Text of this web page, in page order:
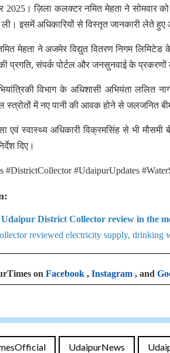
2025। ज़िला कलक्टर नमित मेहता ने सोमवार
ली। इसमें अधिकारियों से विस्तृत जानकारी लेते हुए
मेहता ने अजमेर विद्युत वितरण निगम
की प्रगति, संपर्क पोर्टल और जनसुनवाई के
विभाग के अधिशासी अभियंता ललित
स्त्रोतों में नए पानी की आवक होने से जलजनित
एवं स्वास्थ्य अधिकारी विक्रमसिंह से भी
दिए।
#DistrictCollector #UdaipurUpdates
District Collector review in the
reviewed electricity supply, drinking
on Facebook , Instagram , and
UdaipurNews